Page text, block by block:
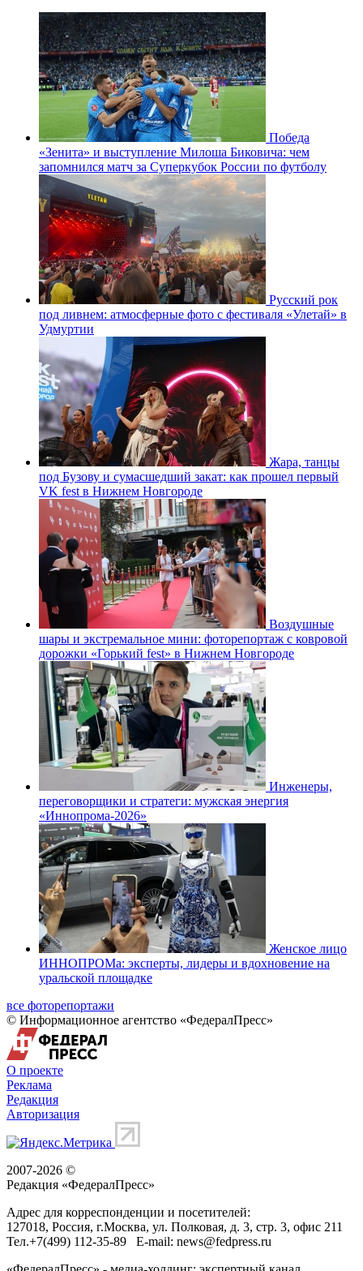
Победа
«Зенита» и выступление Милоша Биковича: чем
запомнился матч за Суперкубок России по футболу
Русский рок
под ливнем: атмосферные фото с фестиваля «Улетай» в
Удмуртии
Жара, танцы
под Бузову и сумасшедший закат: как прошел первый
VK fest в Нижнем Новгороде
Воздушные
шары и экстремальное мини: фоторепортаж с ковровой
дорожки «Горький fest» в Нижнем Новгороде
Инженеры,
переговорщики и стратеги: мужская энергия
«Иннопрома-2026»
Женское лицо
ИННОПРОМа: эксперты, лидеры и вдохновение на
уральской площадке
все фоторепортажи
© Информационное агентство «ФедералПресс»
О проекте
Реклама
Редакция
Авторизация
2007-2026 ©
Редакция «ФедералПресс»
Адрес для корреспонденции и посетителей:
127018, Россия, г.Москва, ул. Полковая, д. 3, стр. 3, офис 211
Тел.+7(499) 112-35-89 E-mail: news@fedpress.ru